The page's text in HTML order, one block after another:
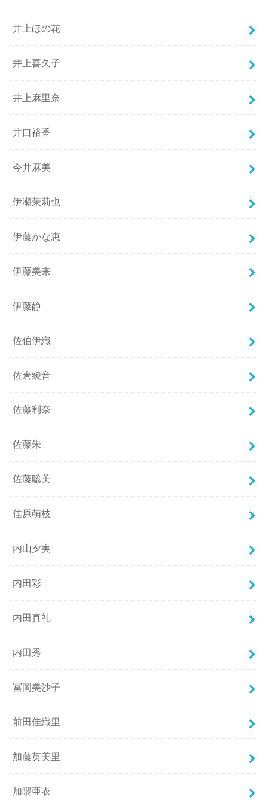
井上ほの花
井上喜久子
井上麻里奈
井口裕香
今井麻美
伊瀬茉莉也
伊藤かな恵
伊藤美来
伊藤静
佐伯伊織
佐倉綾音
佐藤利奈
佐藤朱
佐藤聡美
佳原萌枝
内山夕実
内田彩
内田真礼
内田秀
冨岡美沙子
前田佳織里
加藤英美里
加隈亜衣